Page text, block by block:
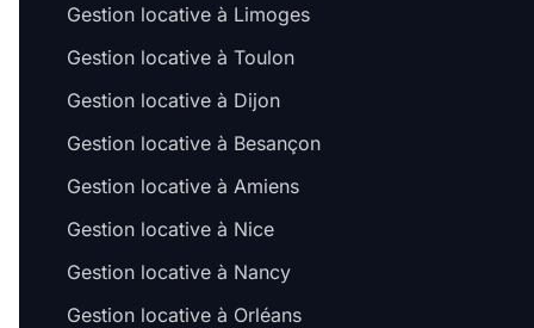
Gestion locative à Limoges
Gestion locative à Toulon
Gestion locative à Dijon
Gestion locative à Besançon
Gestion locative à Amiens
Gestion locative à Nice
Gestion locative à Nancy
Gestion locative à Orléans